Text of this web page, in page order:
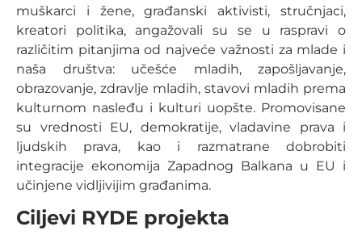
muškarci i žene, građanski aktivisti, stručnjaci,
kreatori politika, angažovali su se u raspravi o
različitim pitanjima od najveće važnosti za mlade i
naša društva: učešće mladih, zapošljavanje,
obrazovanje, zdravlje mladih, stavovi mladih prema
kulturnom nasleđu i kulturi uopšte. Promovisane
su vrednosti EU, demokratije, vladavine prava i
ljudskih prava, kao i razmatrane dobrobiti
integracije ekonomija Zapadnog Balkana u EU i
učinjene vidljivijim građanima.
Ciljevi RYDE projekta